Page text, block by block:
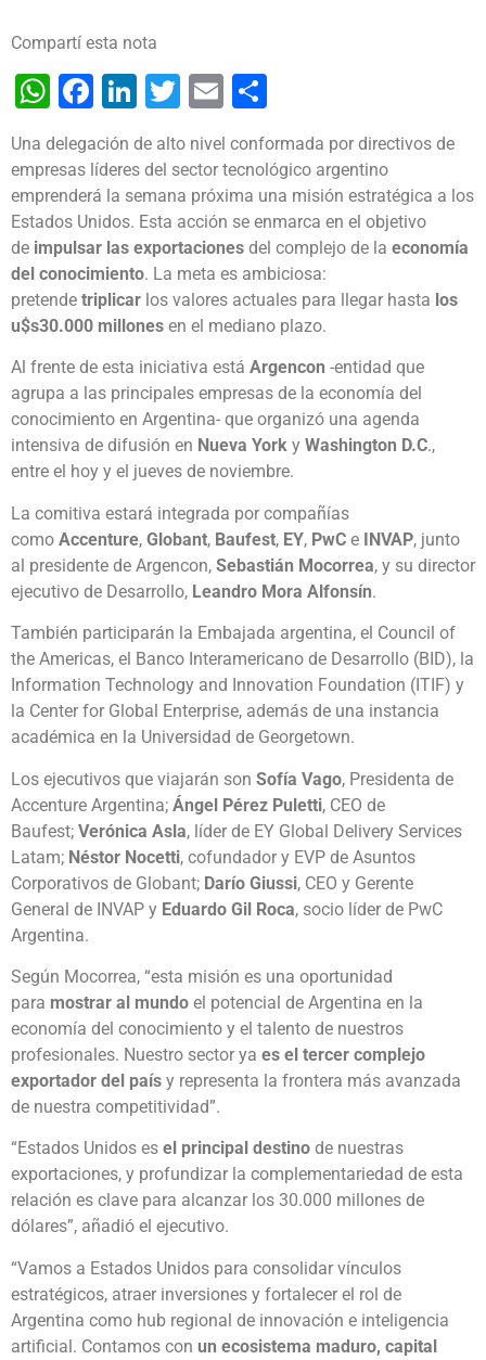
Compartí esta nota
WhatsApp
Facebook
LinkedIn
Twitter
Email
Una delegación de alto nivel conformada por directivos de
empresas líderes del sector tecnológico argentino
emprenderá la semana próxima una misión estratégica a los
Estados Unidos. Esta acción se enmarca en el objetivo
de impulsar las exportaciones del complejo de la economía
del conocimiento. La meta es ambiciosa:
pretende triplicar los valores actuales para llegar hasta los
u$s30.000 millones en el mediano plazo.
Al frente de esta iniciativa está Argencon -entidad que
agrupa a las principales empresas de la economía del
conocimiento en Argentina- que organizó una agenda
intensiva de difusión en Nueva York y Washington D.C.,
entre el hoy y el jueves de noviembre.
La comitiva estará integrada por compañías
como Accenture, Globant, Baufest, EY, PwC e INVAP, junto
al presidente de Argencon, Sebastián Mocorrea, y su director
ejecutivo de Desarrollo, Leandro Mora Alfonsín.
También participarán la Embajada argentina, el Council of
the Americas, el Banco Interamericano de Desarrollo (BID), la
Information Technology and Innovation Foundation (ITIF) y
la Center for Global Enterprise, además de una instancia
académica en la Universidad de Georgetown.
Los ejecutivos que viajarán son Sofía Vago, Presidenta de
Accenture Argentina; Ángel Pérez Puletti, CEO de
Baufest; Verónica Asla, líder de EY Global Delivery Services
Latam; Néstor Nocetti, cofundador y EVP de Asuntos
Corporativos de Globant; Darío Giussi, CEO y Gerente
General de INVAP y Eduardo Gil Roca, socio líder de PwC
Argentina.
Según Mocorrea, “esta misión es una oportunidad
para mostrar al mundo el potencial de Argentina en la
economía del conocimiento y el talento de nuestros
profesionales. Nuestro sector ya es el tercer complejo
exportador del país y representa la frontera más avanzada
de nuestra competitividad”.
“Estados Unidos es el principal destino de nuestras
exportaciones, y profundizar la complementariedad de esta
relación es clave para alcanzar los 30.000 millones de
dólares”, añadió el ejecutivo.
“Vamos a Estados Unidos para consolidar vínculos
estratégicos, atraer inversiones y fortalecer el rol de
Argentina como hub regional de innovación e inteligencia
artificial. Contamos con un ecosistema maduro, capital